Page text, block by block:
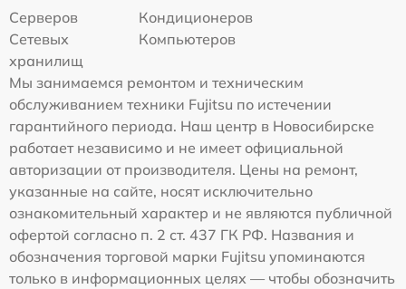
Серверов
Кондиционеров
Сетевых
хранилищ
Компьютеров
Мы занимаемся ремонтом и техническим
обслуживанием техники Fujitsu по истечении
гарантийного периода. Наш центр в Новосибирске
работает независимо и не имеет официальной
авторизации от производителя. Цены на ремонт,
указанные на сайте, носят исключительно
ознакомительный характер и не являются публичной
офертой согласно п. 2 ст. 437 ГК РФ. Названия и
обозначения торговой марки Fujitsu упоминаются
только в информационных целях — чтобы обозначить